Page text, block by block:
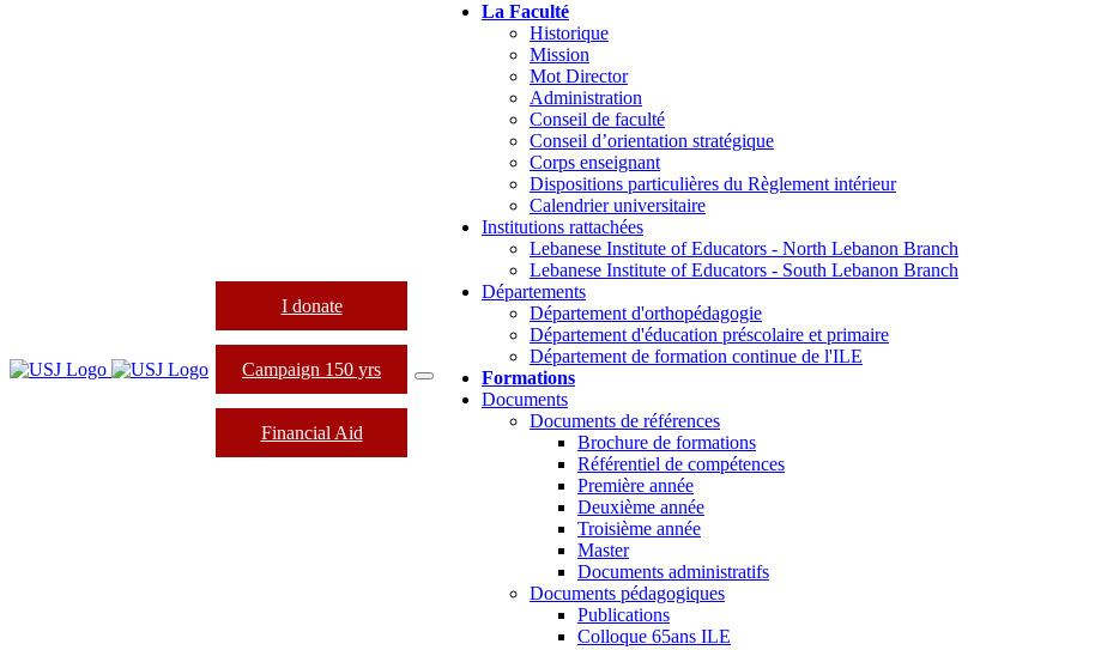
I donate
Campaign 150 yrs
Financial Aid
La Faculté
Historique
Mission
Mot Director
Administration
Conseil de faculté
Conseil d’orientation stratégique
Corps enseignant
Dispositions particulières du Règlement intérieur
Calendrier universitaire
Institutions rattachées
Lebanese Institute of Educators - North Lebanon Branch
Lebanese Institute of Educators - South Lebanon Branch
Départements
Département d'orthopédagogie
Département d'éducation préscolaire et primaire
Département de formation continue de l'ILE
Formations
Documents
Documents de références
Brochure de formations
Référentiel de compétences
Première année
Deuxième année
Troisième année
Master
Documents administratifs
Documents pédagogiques
Publications
Colloque 65ans ILE